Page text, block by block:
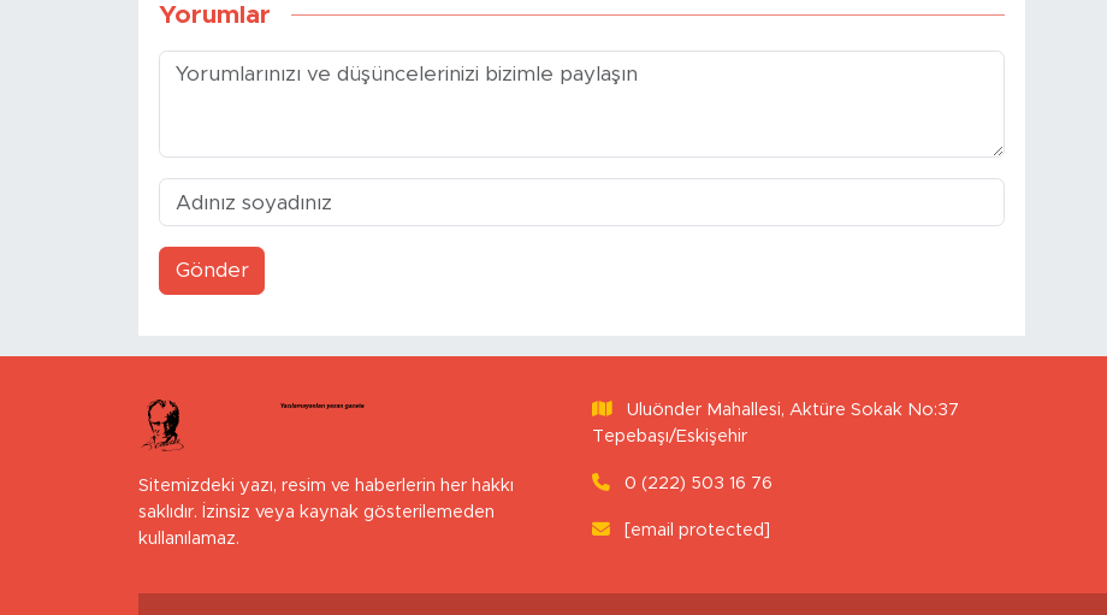
Yorumlar
Gönder
Sitemizdeki yazı, resim ve haberlerin her hakkı
saklıdır. İzinsiz veya kaynak gösterilemeden
kullanılamaz.
Uluönder Mahallesi, Aktüre Sokak No:37
Tepebaşı/Eskişehir
0 (222) 503 16 76
[email protected]